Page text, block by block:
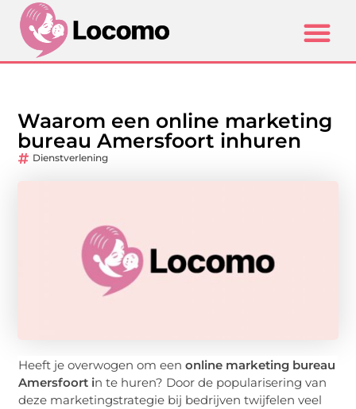
Waarom een online marketing
bureau Amersfoort inhuren
Dienstverlening
Heeft je overwogen om eenonline marketing bureau
Amersfoort in te huren? Door de popularisering van
deze marketingstrategie bij bedrijven twijfelen veel